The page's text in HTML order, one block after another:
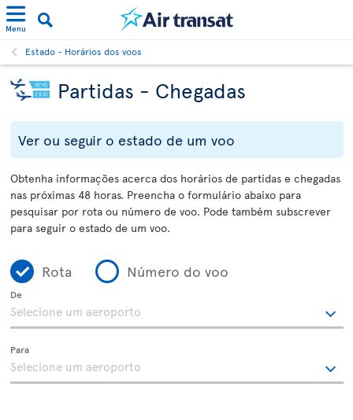
Menu
Estado - Horários dos voos
Partidas - Chegadas
Ver ou seguir o estado de um voo
Obtenha informações acerca dos horários de partidas e chegadas
nas próximas 48 horas. Preencha o formulário abaixo para
pesquisar por rota ou número de voo. Pode também subscrever
para seguir o estado de um voo.
Rota Número do voo
De
Para